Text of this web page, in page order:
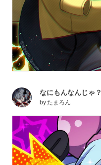
なにもんなんじゃ？
byたまろん